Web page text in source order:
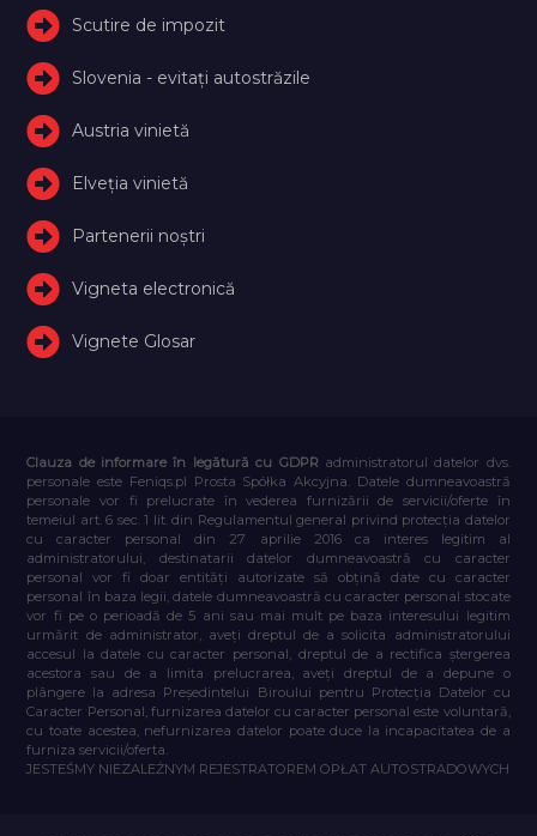
Scutire de impozit
Slovenia - evitați autostrăzile
Austria vinietă
Elveţia vinietă
Partenerii noștri
Vigneta electronică
Vignete Glosar
Clauza de informare în legătură cu GDPR administratorul datelor dvs.
personale este Feniqs.pl Prosta Spółka Akcyjna. Datele dumneavoastră
personale vor fi prelucrate în vederea furnizării de servicii/oferte în
temeiul art. 6 sec. 1 lit. din Regulamentul general privind protecția datelor
cu caracter personal din 27 aprilie 2016 ca interes legitim al
administratorului, destinatarii datelor dumneavoastră cu caracter
personal vor fi doar entități autorizate să obțină date cu caracter
personal în baza legii, datele dumneavoastră cu caracter personal stocate
vor fi pe o perioadă de 5 ani sau mai mult pe baza interesului legitim
urmărit de administrator, aveți dreptul de a solicita administratorului
accesul la datele cu caracter personal, dreptul de a rectifica ștergerea
acestora sau de a limita prelucrarea, aveți dreptul de a depune o
plângere la adresa Președintelui Biroului pentru Protecția Datelor cu
Caracter Personal, furnizarea datelor cu caracter personal este voluntară,
cu toate acestea, nefurnizarea datelor poate duce la incapacitatea de a
furniza servicii/oferta.
JESTEŚMY NIEZALEŻNYM REJESTRATOREM OPŁAT AUTOSTRADOWYCH